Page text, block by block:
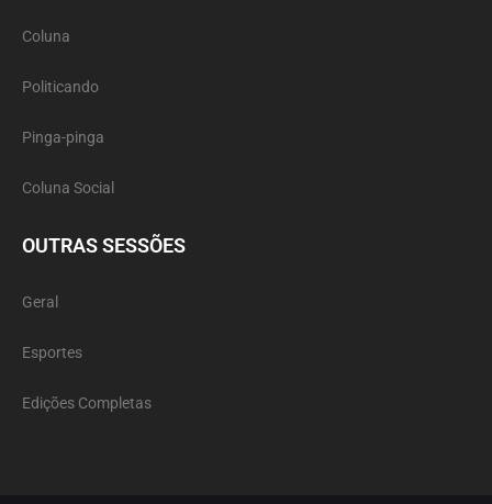
Coluna
Politicando
Pinga-pinga
Coluna Social
OUTRAS SESSÕES
Geral
Esportes
Edições Completas